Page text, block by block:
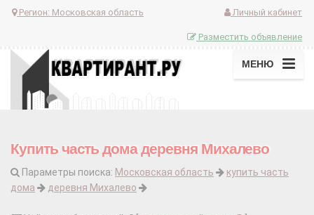
Регион: Московская область Личный кабинет
Разместить объявление
МЕНЮ
Купить часть дома деревня Михалево
Параметры поиска: Московская область
купить часть
дома
деревня Михалево